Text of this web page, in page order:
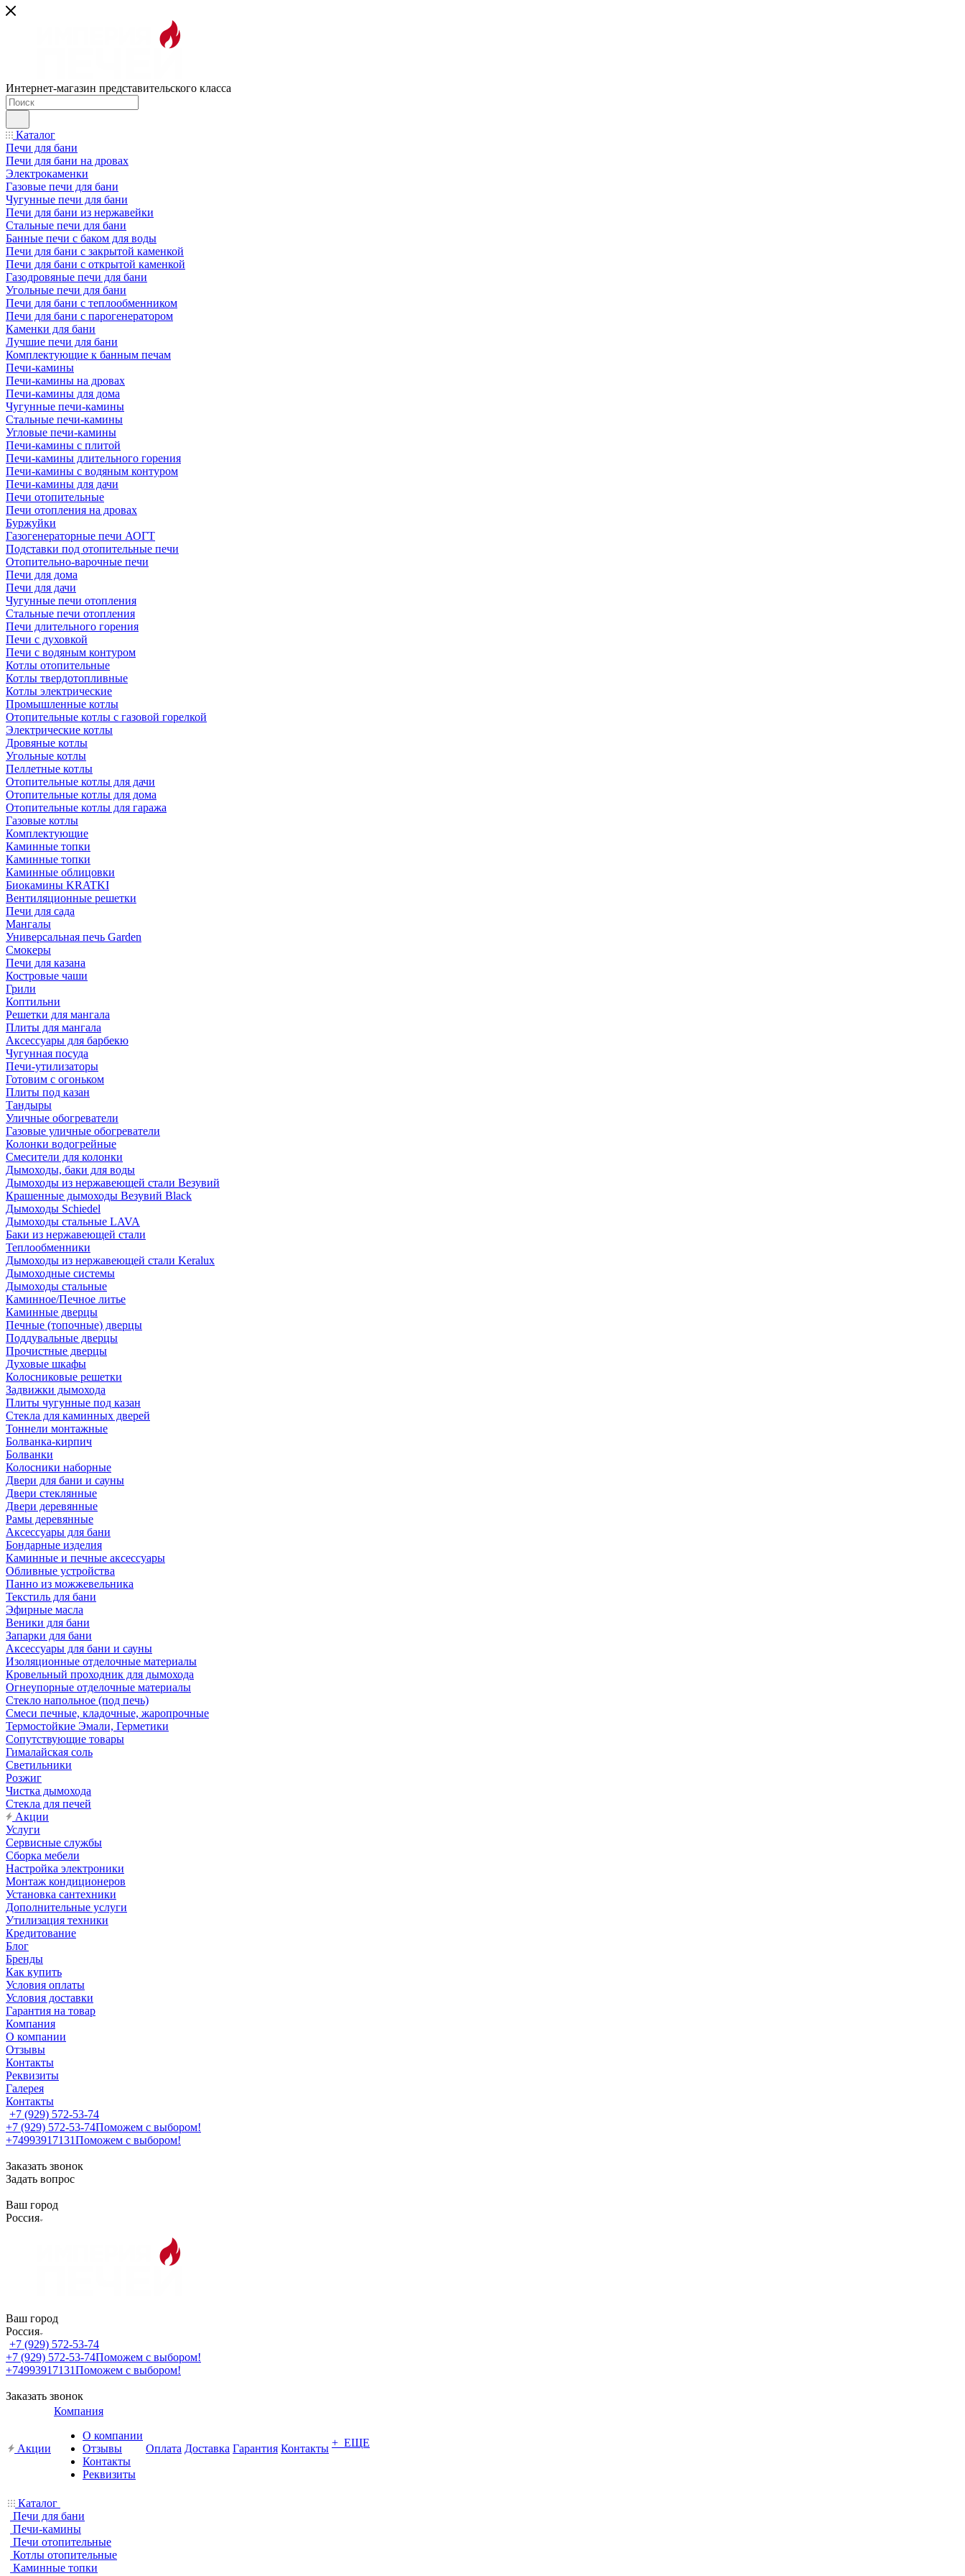
Интернет-магазин представительского класса
Каталог
Печи для бани
Печи для бани на дровах
Электрокаменки
Газовые печи для бани
Чугунные печи для бани
Печи для бани из нержавейки
Стальные печи для бани
Банные печи с баком для воды
Печи для бани с закрытой каменкой
Печи для бани с открытой каменкой
Газодровяные печи для бани
Угольные печи для бани
Печи для бани с теплообменником
Печи для бани с парогенератором
Каменки для бани
Лучшие печи для бани
Комплектующие к банным печам
Печи-камины
Печи-камины на дровах
Печи-камины для дома
Чугунные печи-камины
Стальные печи-камины
Угловые печи-камины
Печи-камины с плитой
Печи-камины длительного горения
Печи-камины с водяным контуром
Печи-камины для дачи
Печи отопительные
Печи отопления на дровах
Буржуйки
Газогенераторные печи АОГТ
Подставки под отопительные печи
Отопительно-варочные печи
Печи для дома
Печи для дачи
Чугунные печи отопления
Стальные печи отопления
Печи длительного горения
Печи с духовкой
Печи с водяным контуром
Котлы отопительные
Котлы твердотопливные
Котлы электрические
Промышленные котлы
Отопительные котлы с газовой горелкой
Электрические котлы
Дровяные котлы
Угольные котлы
Пеллетные котлы
Отопительные котлы для дачи
Отопительные котлы для дома
Отопительные котлы для гаража
Газовые котлы
Комплектующие
Каминные топки
Каминные топки
Каминные облицовки
Биокамины KRATKI
Вентиляционные решетки
Печи для сада
Мангалы
Универсальная печь Garden
Смокеры
Печи для казана
Костровые чаши
Грили
Коптильни
Решетки для мангала
Плиты для мангала
Аксессуары для барбекю
Чугунная посуда
Печи-утилизаторы
Готовим с огоньком
Плиты под казан
Тандыры
Уличные обогреватели
Газовые уличные обогреватели
Колонки водогрейные
Смесители для колонки
Дымоходы, баки для воды
Дымоходы из нержавеющей стали Везувий
Крашенные дымоходы Везувий Black
Дымоходы Schiedel
Дымоходы стальные LAVA
Баки из нержавеющей стали
Теплообменники
Дымоходы из нержавеющей стали Keralux
Дымоходные системы
Дымоходы стальные
Каминное/Печное литье
Каминные дверцы
Печные (топочные) дверцы
Поддувальные дверцы
Прочистные дверцы
Духовые шкафы
Колосниковые решетки
Задвижки дымохода
Плиты чугунные под казан
Стекла для каминных дверей
Тоннели монтажные
Болванка-кирпич
Болванки
Колосники наборные
Двери для бани и сауны
Двери стеклянные
Двери деревянные
Рамы деревянные
Аксессуары для бани
Бондарные изделия
Каминные и печные аксессуары
Обливные устройства
Панно из можжевельника
Текстиль для бани
Эфирные масла
Веники для бани
Запарки для бани
Аксессуары для бани и сауны
Изоляционные отделочные материалы
Кровельный проходник для дымохода
Огнеупорные отделочные материалы
Стекло напольное (под печь)
Смеси печные, кладочные, жаропрочные
Термостойкие Эмали, Герметики
Сопутствующие товары
Гималайская соль
Светильники
Розжиг
Чистка дымохода
Стекла для печей
Акции
Услуги
Сервисные службы
Сборка мебели
Настройка электроники
Монтаж кондиционеров
Установка сантехники
Дополнительные услуги
Утилизация техники
Кредитование
Блог
Бренды
Как купить
Условия оплаты
Условия доставки
Гарантия на товар
Компания
О компании
Отзывы
Контакты
Реквизиты
Галерея
Контакты
+7 (929) 572-53-74
+7 (929) 572-53-74Поможем с выбором!
+74993917131Поможем с выбором!
Заказать звонок
Задать вопрос
Ваш город
Россия
Ваш город
Россия
+7 (929) 572-53-74
+7 (929) 572-53-74Поможем с выбором!
+74993917131Поможем с выбором!
Заказать звонок
Акции
Компания
О компании
Отзывы
Контакты
Реквизиты
Оплата Доставка Гарантия Контакты + ЕЩЕ
Каталог
Печи для бани
Печи-камины
Печи отопительные
Котлы отопительные
Каминные топки